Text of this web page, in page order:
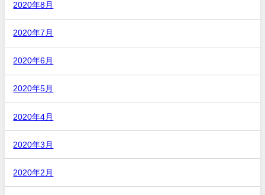
2020年8月
2020年7月
2020年6月
2020年5月
2020年4月
2020年3月
2020年2月